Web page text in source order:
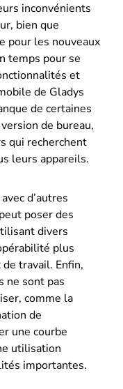
inconvénients
bien que
pour les nouveaux
temps pour se
et
de Gladys
de certaines
de bureau,
qui recherchent
leurs appareils​.
d’autres
poser des
divers
plus
travail​​. Enfin,
ne sont pas
comme la
de
une courbe
utilisation
importantes​.